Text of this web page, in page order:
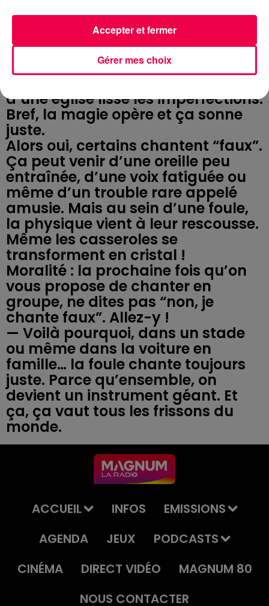
voix trop graves s’annulent, et
l’oreille humaine retient le “centre”
du son. C’est ce qu’on appelle
l’effet chœur. En plus, l’acoustique
d’une église lisse les imperfections.
Bref, la magie opère et ça sonne
juste.
Alors oui, certains chantent “faux”.
Ça peut venir d’une oreille peu
entraînée, d’une voix fatiguée ou
même d’un trouble rare appelé
amusie. Mais au sein d’une foule,
la physique vient à leur rescousse.
Même les casseroles se
transforment en cristal !
Moralité : la prochaine fois qu’on
vous propose de chanter en
groupe, ne dites pas “non, je
chante faux”. Allez-y !
— Voilà pourquoi, dans un stade
ou même dans la voiture en
famille… la foule chante toujours
juste. Parce qu’ensemble, on
devient un instrument géant. Et
ça, ça vaut tous les frissons du
ACCUEIL INFOS
EMISSIONS
AGENDA
JEUX
PODCASTS
CINÉMA
DIRECT VIDÉO
MAGNUM 80
NOUS CONTACTER
Gérer mes choix
Accepter et fermer